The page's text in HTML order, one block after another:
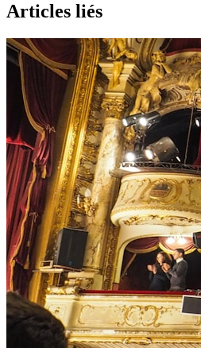
Articles liés